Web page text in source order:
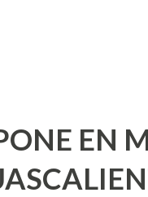
aún no
quienes ya
en el tema.
EN